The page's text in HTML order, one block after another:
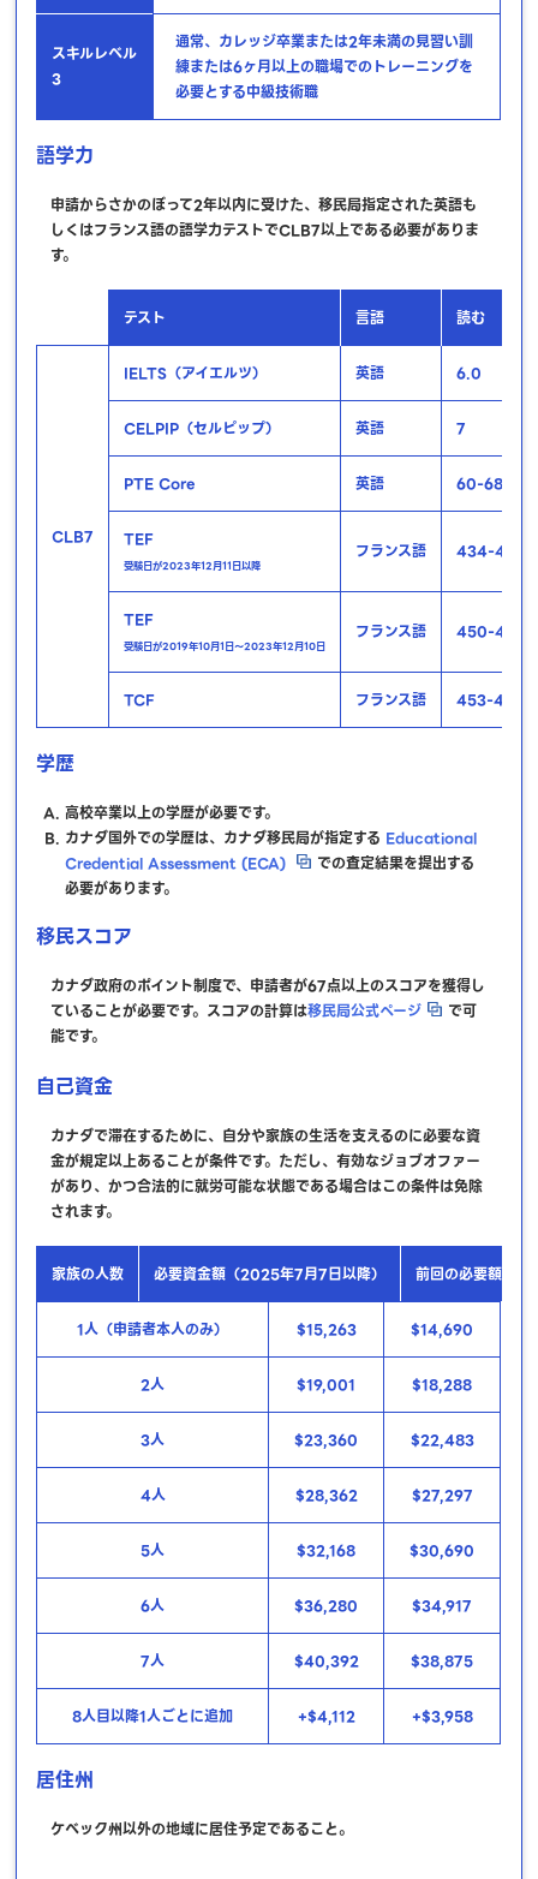
スキルレベル
3
通常、カレッジ卒業または2年未満の見習い訓
練または6ヶ月以上の職場でのトレーニングを
必要とする中級技術職
語学力
申請からさかのぼって2年以内に受けた、移民局指定された英語も
しくはフランス語の語学力テストでCLB7以上である必要がありま
す。
テスト 言語 読む
CLB7
IELTS（アイエルツ） 英語 6.0
CELPIP（セルピップ） 英語 7
PTE Core 英語 60-68
TEF
受験日が2023年12月11日以降
フランス語 434-461
TEF
受験日が2019年10月1日～2023年12月10日
フランス語 450-499
TCF フランス語 453-498
学歴
高校卒業以上の学歴が必要です。
カナダ国外での学歴は、カナダ移民局が指定する Educational
Credential Assessment (ECA)
での査定結果を提出する
必要があります。
移民スコア
カナダ政府のポイント制度で、申請者が67点以上のスコアを獲得し
ていることが必要です。スコアの計算は移民局公式ページ
で可
能です。
自己資金
カナダで滞在するために、自分や家族の生活を支えるのに必要な資
金が規定以上あることが条件です。ただし、有効なジョブオファー
があり、かつ合法的に就労可能な状態である場合はこの条件は免除
されます。
家族の人数 必要資金額（2025年7月7日以降） 前回の必要額（
1人（申請者本人のみ） $15,263 $14,690
2人 $19,001 $18,288
3人 $23,360 $22,483
4人 $28,362 $27,297
5人 $32,168 $30,690
6人 $36,280 $34,917
7人 $40,392 $38,875
8人目以降1人ごとに追加 +$4,112 +$3,958
居住州
ケベック州以外の地域に居住予定であること。